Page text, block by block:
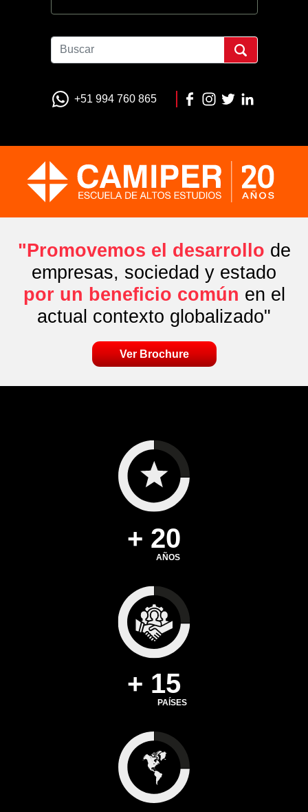
+51 994 760 865
"Promovemos el desarrollo de
empresas, sociedad y estado
por un beneficio común en el
actual contexto globalizado"
Ver Brochure
+ 20
AÑOS
+ 15
PAÍSES